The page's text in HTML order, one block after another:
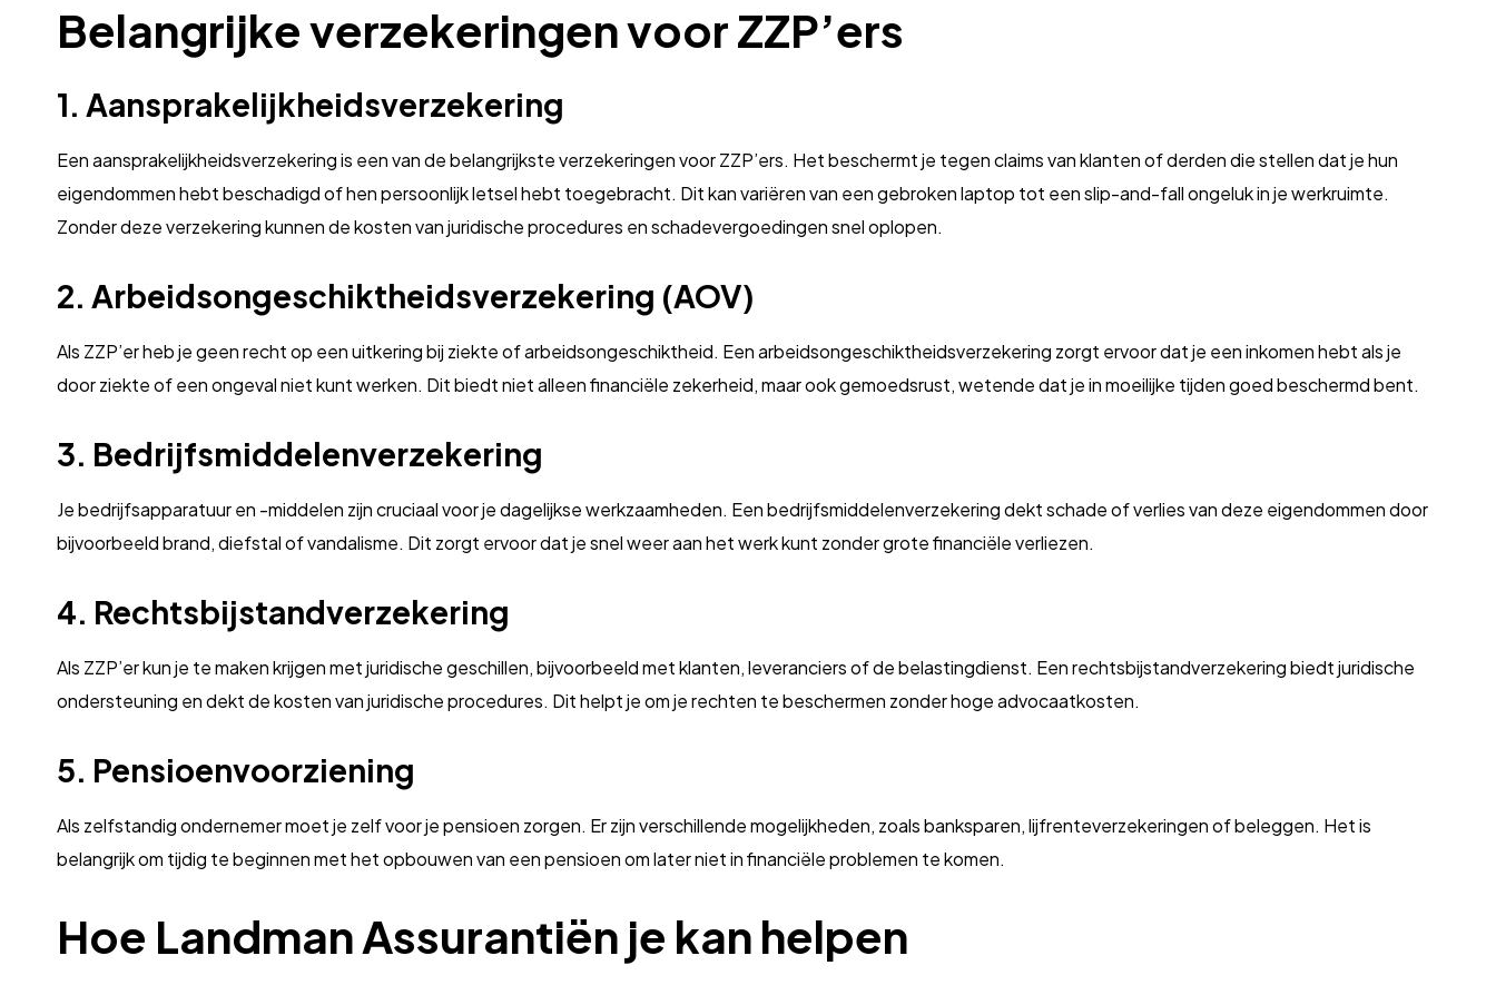
Belangrijke verzekeringen voor ZZP’ers
1. Aansprakelijkheidsverzekering
Een aansprakelijkheidsverzekering is een van de belangrijkste verzekeringen voor ZZP’ers. Het beschermt je tegen claims van klanten of derden die stellen dat je hun
eigendommen hebt beschadigd of hen persoonlijk letsel hebt toegebracht. Dit kan variëren van een gebroken laptop tot een slip-and-fall ongeluk in je werkruimte.
Zonder deze verzekering kunnen de kosten van juridische procedures en schadevergoedingen snel oplopen.
2. Arbeidsongeschiktheidsverzekering (AOV)
Als ZZP’er heb je geen recht op een uitkering bij ziekte of arbeidsongeschiktheid. Een arbeidsongeschiktheidsverzekering zorgt ervoor dat je een inkomen hebt als je
door ziekte of een ongeval niet kunt werken. Dit biedt niet alleen financiële zekerheid, maar ook gemoedsrust, wetende dat je in moeilijke tijden goed beschermd bent.
3. Bedrijfsmiddelenverzekering
Je bedrijfsapparatuur en -middelen zijn cruciaal voor je dagelijkse werkzaamheden. Een bedrijfsmiddelenverzekering dekt schade of verlies van deze eigendommen door
bijvoorbeeld brand, diefstal of vandalisme. Dit zorgt ervoor dat je snel weer aan het werk kunt zonder grote financiële verliezen.
4. Rechtsbijstandverzekering
Als ZZP’er kun je te maken krijgen met juridische geschillen, bijvoorbeeld met klanten, leveranciers of de belastingdienst. Een rechtsbijstandverzekering biedt juridische
ondersteuning en dekt de kosten van juridische procedures. Dit helpt je om je rechten te beschermen zonder hoge advocaatkosten.
5. Pensioenvoorziening
Als zelfstandig ondernemer moet je zelf voor je pensioen zorgen. Er zijn verschillende mogelijkheden, zoals banksparen, lijfrenteverzekeringen of beleggen. Het is
belangrijk om tijdig te beginnen met het opbouwen van een pensioen om later niet in financiële problemen te komen.
Hoe Landman Assurantiën je kan helpen